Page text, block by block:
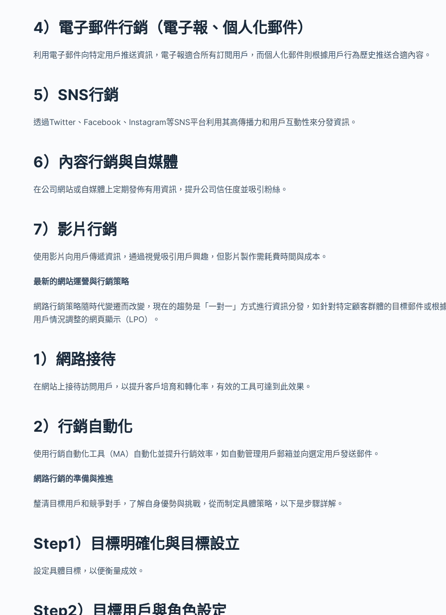
4）電子郵件行銷（電子報、個人化郵件）
利用電子郵件向特定用戶推送資訊，電子報適合所有訂閱用戶，而個人化郵件則根據用戶行為歷史推送合適內容。
5）SNS行銷
透過Twitter、Facebook、Instagram等SNS平台利用其高傳播力和用戶互動性來分發資訊。
6）內容行銷與自媒體
在公司網站或自媒體上定期發佈有用資訊，提升公司信任度並吸引粉絲。
7）影片行銷
使用影片向用戶傳遞資訊，通過視覺吸引用戶興趣，但影片製作需耗費時間與成本。
最新的網站運營與行銷策略
網路行銷策略隨時代變遷而改變，現在的趨勢是「一對一」方式進行資訊分發，如針對特定顧客群體的目標郵件或根
用戶情況調整的網頁顯示（LPO）。
1）網路接待
在網站上接待訪問用戶，以提升客戶培育和轉化率，有效的工具可達到此效果。
2）行銷自動化
使用行銷自動化工具（MA）自動化並提升行銷效率，如自動管理用戶郵箱並向選定用戶發送郵件。
網路行銷的準備與推進
釐清目標用戶和競爭對手，了解自身優勢與挑戰，從而制定具體策略，以下是步驟詳解。
Step1）目標明確化與目標設立
設定具體目標，以便衡量成效。
Step2）目標用戶與角色設定